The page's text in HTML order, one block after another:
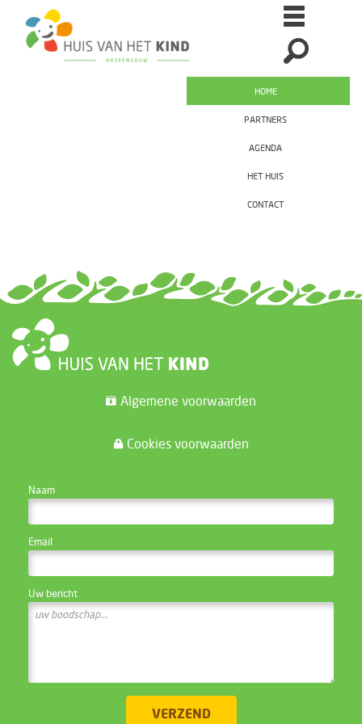
HOME
PARTNERS
AGENDA
HET HUIS
CONTACT
Algemene voorwaarden
Cookies voorwaarden
Naam
Email
Uw bericht
VERZEND